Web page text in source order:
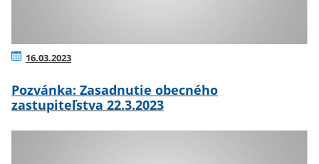
16.03.2023
Pozvánka: Zasadnutie obecného
zastupiteľstva 22.3.2023